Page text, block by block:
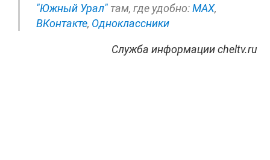
"Южный Урал" там, где удобно:МАХ,
ВКонтакте, Одноклассники
Служба информации cheltv.ru